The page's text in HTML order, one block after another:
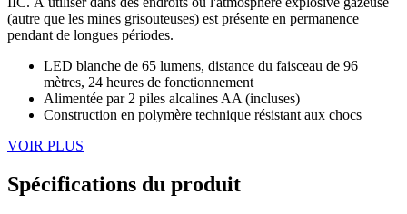
(autre que les mines grisouteuses) est présente en permanence
pendant de longues périodes.
LED blanche de 65 lumens, distance du faisceau de 96
mètres, 24 heures de fonctionnement
Alimentée par 2 piles alcalines AA (incluses)
Construction en polymère technique résistant aux chocs
VOIR PLUS
Spécifications du produit